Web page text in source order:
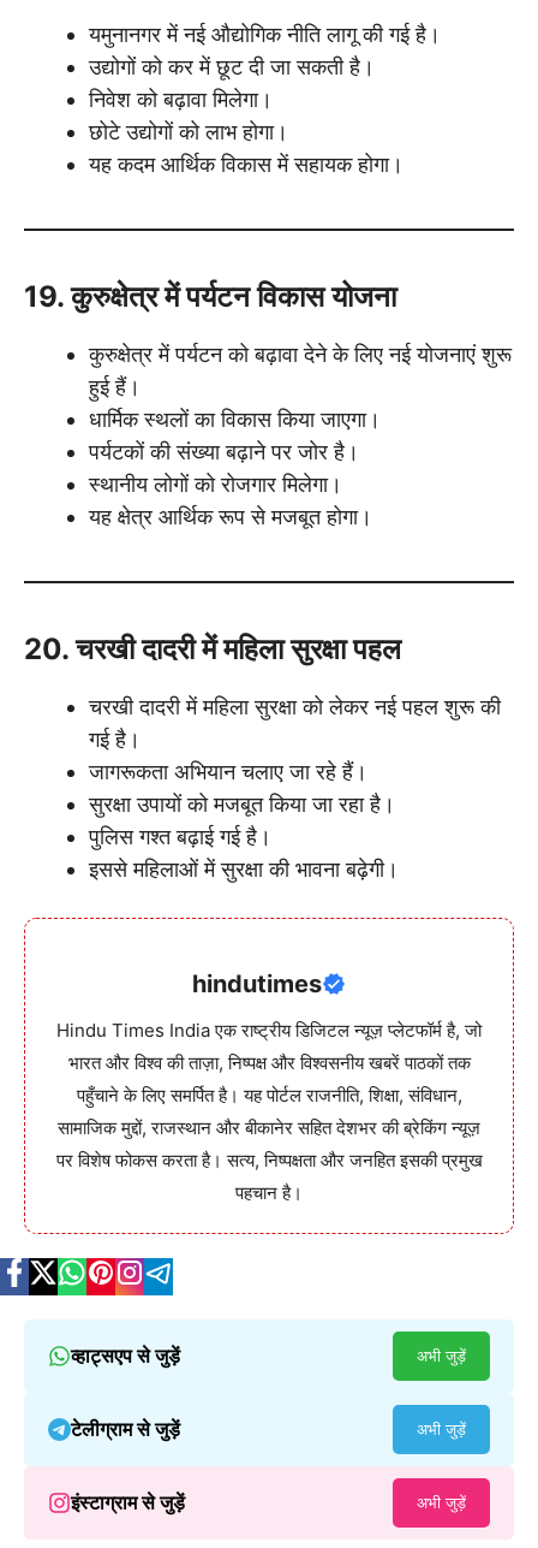
यमुनानगर में नई औद्योगिक नीति लागू की गई है।
उद्योगों को कर में छूट दी जा सकती है।
निवेश को बढ़ावा मिलेगा।
छोटे उद्योगों को लाभ होगा।
यह कदम आर्थिक विकास में सहायक होगा।
19. कुरुक्षेत्र में पर्यटन विकास योजना
कुरुक्षेत्र में पर्यटन को बढ़ावा देने के लिए नई योजनाएं शुरू
हुई हैं।
धार्मिक स्थलों का विकास किया जाएगा।
पर्यटकों की संख्या बढ़ाने पर जोर है।
स्थानीय लोगों को रोजगार मिलेगा।
यह क्षेत्र आर्थिक रूप से मजबूत होगा।
20. चरखी दादरी में महिला सुरक्षा पहल
चरखी दादरी में महिला सुरक्षा को लेकर नई पहल शुरू की
गई है।
जागरूकता अभियान चलाए जा रहे हैं।
सुरक्षा उपायों को मजबूत किया जा रहा है।
पुलिस गश्त बढ़ाई गई है।
इससे महिलाओं में सुरक्षा की भावना बढ़ेगी।
hindutimes
Hindu Times India एक राष्ट्रीय डिजिटल न्यूज़ प्लेटफॉर्म है, जो
भारत और विश्व की ताज़ा, निष्पक्ष और विश्वसनीय खबरें पाठकों तक
पहुँचाने के लिए समर्पित है। यह पोर्टल राजनीति, शिक्षा, संविधान,
सामाजिक मुद्दों, राजस्थान और बीकानेर सहित देशभर की ब्रेकिंग न्यूज़
पर विशेष फोकस करता है। सत्य, निष्पक्षता और जनहित इसकी प्रमुख
पहचान है।
व्हाट्सएप से जुड़ें अभी जुड़ें
टेलीग्राम से जुड़ें अभी जुड़ें
इंस्टाग्राम से जुड़ें अभी जुड़ें